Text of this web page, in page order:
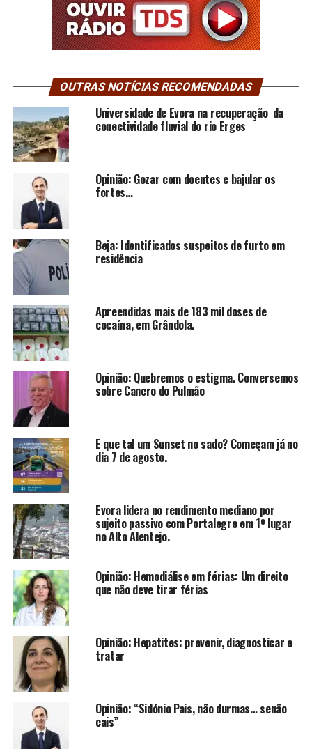
OUTRAS NOTÍCIAS RECOMENDADAS
Universidade de Évora na recuperação da
conectividade fluvial do rio Erges
Opinião: Gozar com doentes e bajular os
fortes…
Beja: Identificados suspeitos de furto em
residência
Apreendidas mais de 183 mil doses de
cocaína, em Grândola.
Opinião: Quebremos o estigma. Conversemos
sobre Cancro do Pulmão
E que tal um Sunset no sado? Começam já no
dia 7 de agosto.
Évora lidera no rendimento mediano por
sujeito passivo com Portalegre em 1º lugar
no Alto Alentejo.
Opinião: Hemodiálise em férias: Um direito
que não deve tirar férias
Opinião: Hepatites: prevenir, diagnosticar e
tratar
Opinião: “Sidónio Pais, não durmas… senão
cais”